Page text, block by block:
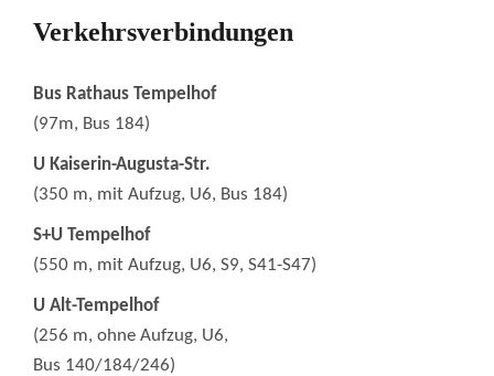
Verkehrsverbindungen
Bus Rathaus Tempelhof
(97m, Bus 184)
U Kaiserin-Augusta-Str.
(350 m, mit Aufzug, U6, Bus 184)
S+U Tempelhof
(550 m, mit Aufzug, U6, S9, S41-S47)
U Alt-Tempelhof
(256 m, ohne Aufzug, U6,
Bus 140/184/246)